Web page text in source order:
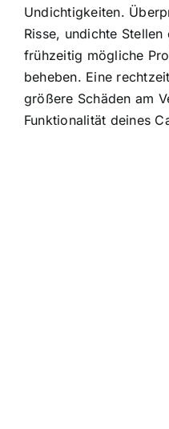
Undichtigkeiten.
Risse, undichte
frühzeitig mögliche
beheben. Eine
größere Schäden am
Funktionalität deines